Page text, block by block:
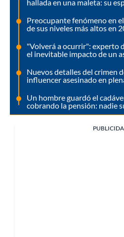
hallada en una maleta: su
Preocupante fenómeno en
de sus niveles más altos en
"Volverá a ocurrir": experto
el inevitable impacto de un
Nuevos detalles del crimen
influencer asesinado en
Un hombre guardó el
cobrando la pensión: nadie